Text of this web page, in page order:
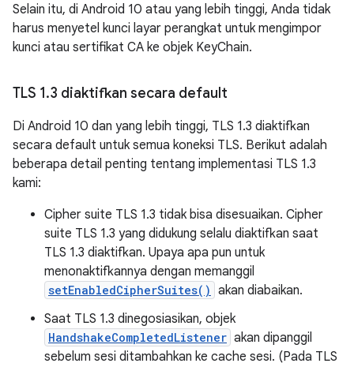
Selain itu, di Android 10 atau yang lebih tinggi, Anda tidak
harus menyetel kunci layar perangkat untuk mengimpor
kunci atau sertifikat CA ke objek KeyChain.
TLS 1.3 diaktifkan secara default
Di Android 10 dan yang lebih tinggi, TLS 1.3 diaktifkan
secara default untuk semua koneksi TLS. Berikut adalah
beberapa detail penting tentang implementasi TLS 1.3
kami:
Cipher suite TLS 1.3 tidak bisa disesuaikan. Cipher
suite TLS 1.3 yang didukung selalu diaktifkan saat
TLS 1.3 diaktifkan. Upaya apa pun untuk
menonaktifkannya dengan memanggil
setEnabledCipherSuites() akan diabaikan.
Saat TLS 1.3 dinegosiasikan, objek
HandshakeCompletedListener akan dipanggil
sebelum sesi ditambahkan ke cache sesi. (Pada TLS